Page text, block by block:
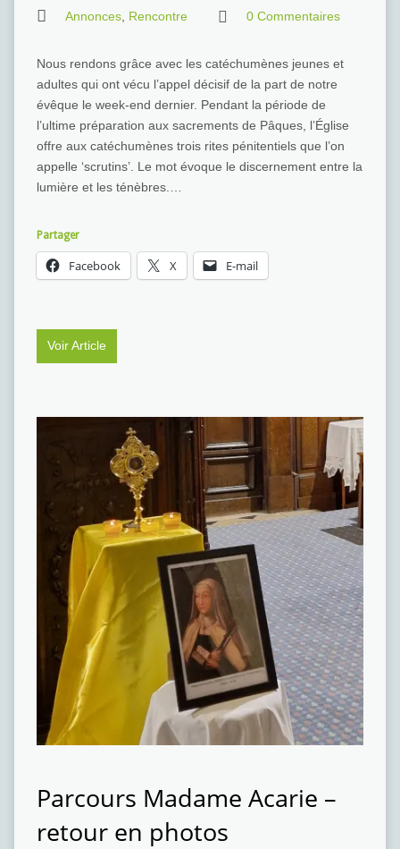
Annonces, Rencontre 0 Commentaires
Nous rendons grâce avec les catéchumènes jeunes et
adultes qui ont vécu l’appel décisif de la part de notre
évêque le week-end dernier. Pendant la période de
l’ultime préparation aux sacrements de Pâques, l’Église
offre aux catéchumènes trois rites pénitentiels que l’on
appelle ‘scrutins’. Le mot évoque le discernement entre la
lumière et les ténèbres.…
Partager
Facebook X E-mail
Voir Article
Parcours Madame Acarie –
retour en photos